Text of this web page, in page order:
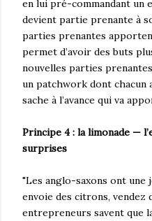
en lui pré-commandant un
devient partie prenante à
parties prenantes
permet d’avoir des buts
nouvelles parties
un patchwork dont chacun
sache à l’avance qui va
Principe 4 : la limonade —
surprises
"Les anglo-saxons ont une
envoie des citrons, vendez
entrepreneurs savent que